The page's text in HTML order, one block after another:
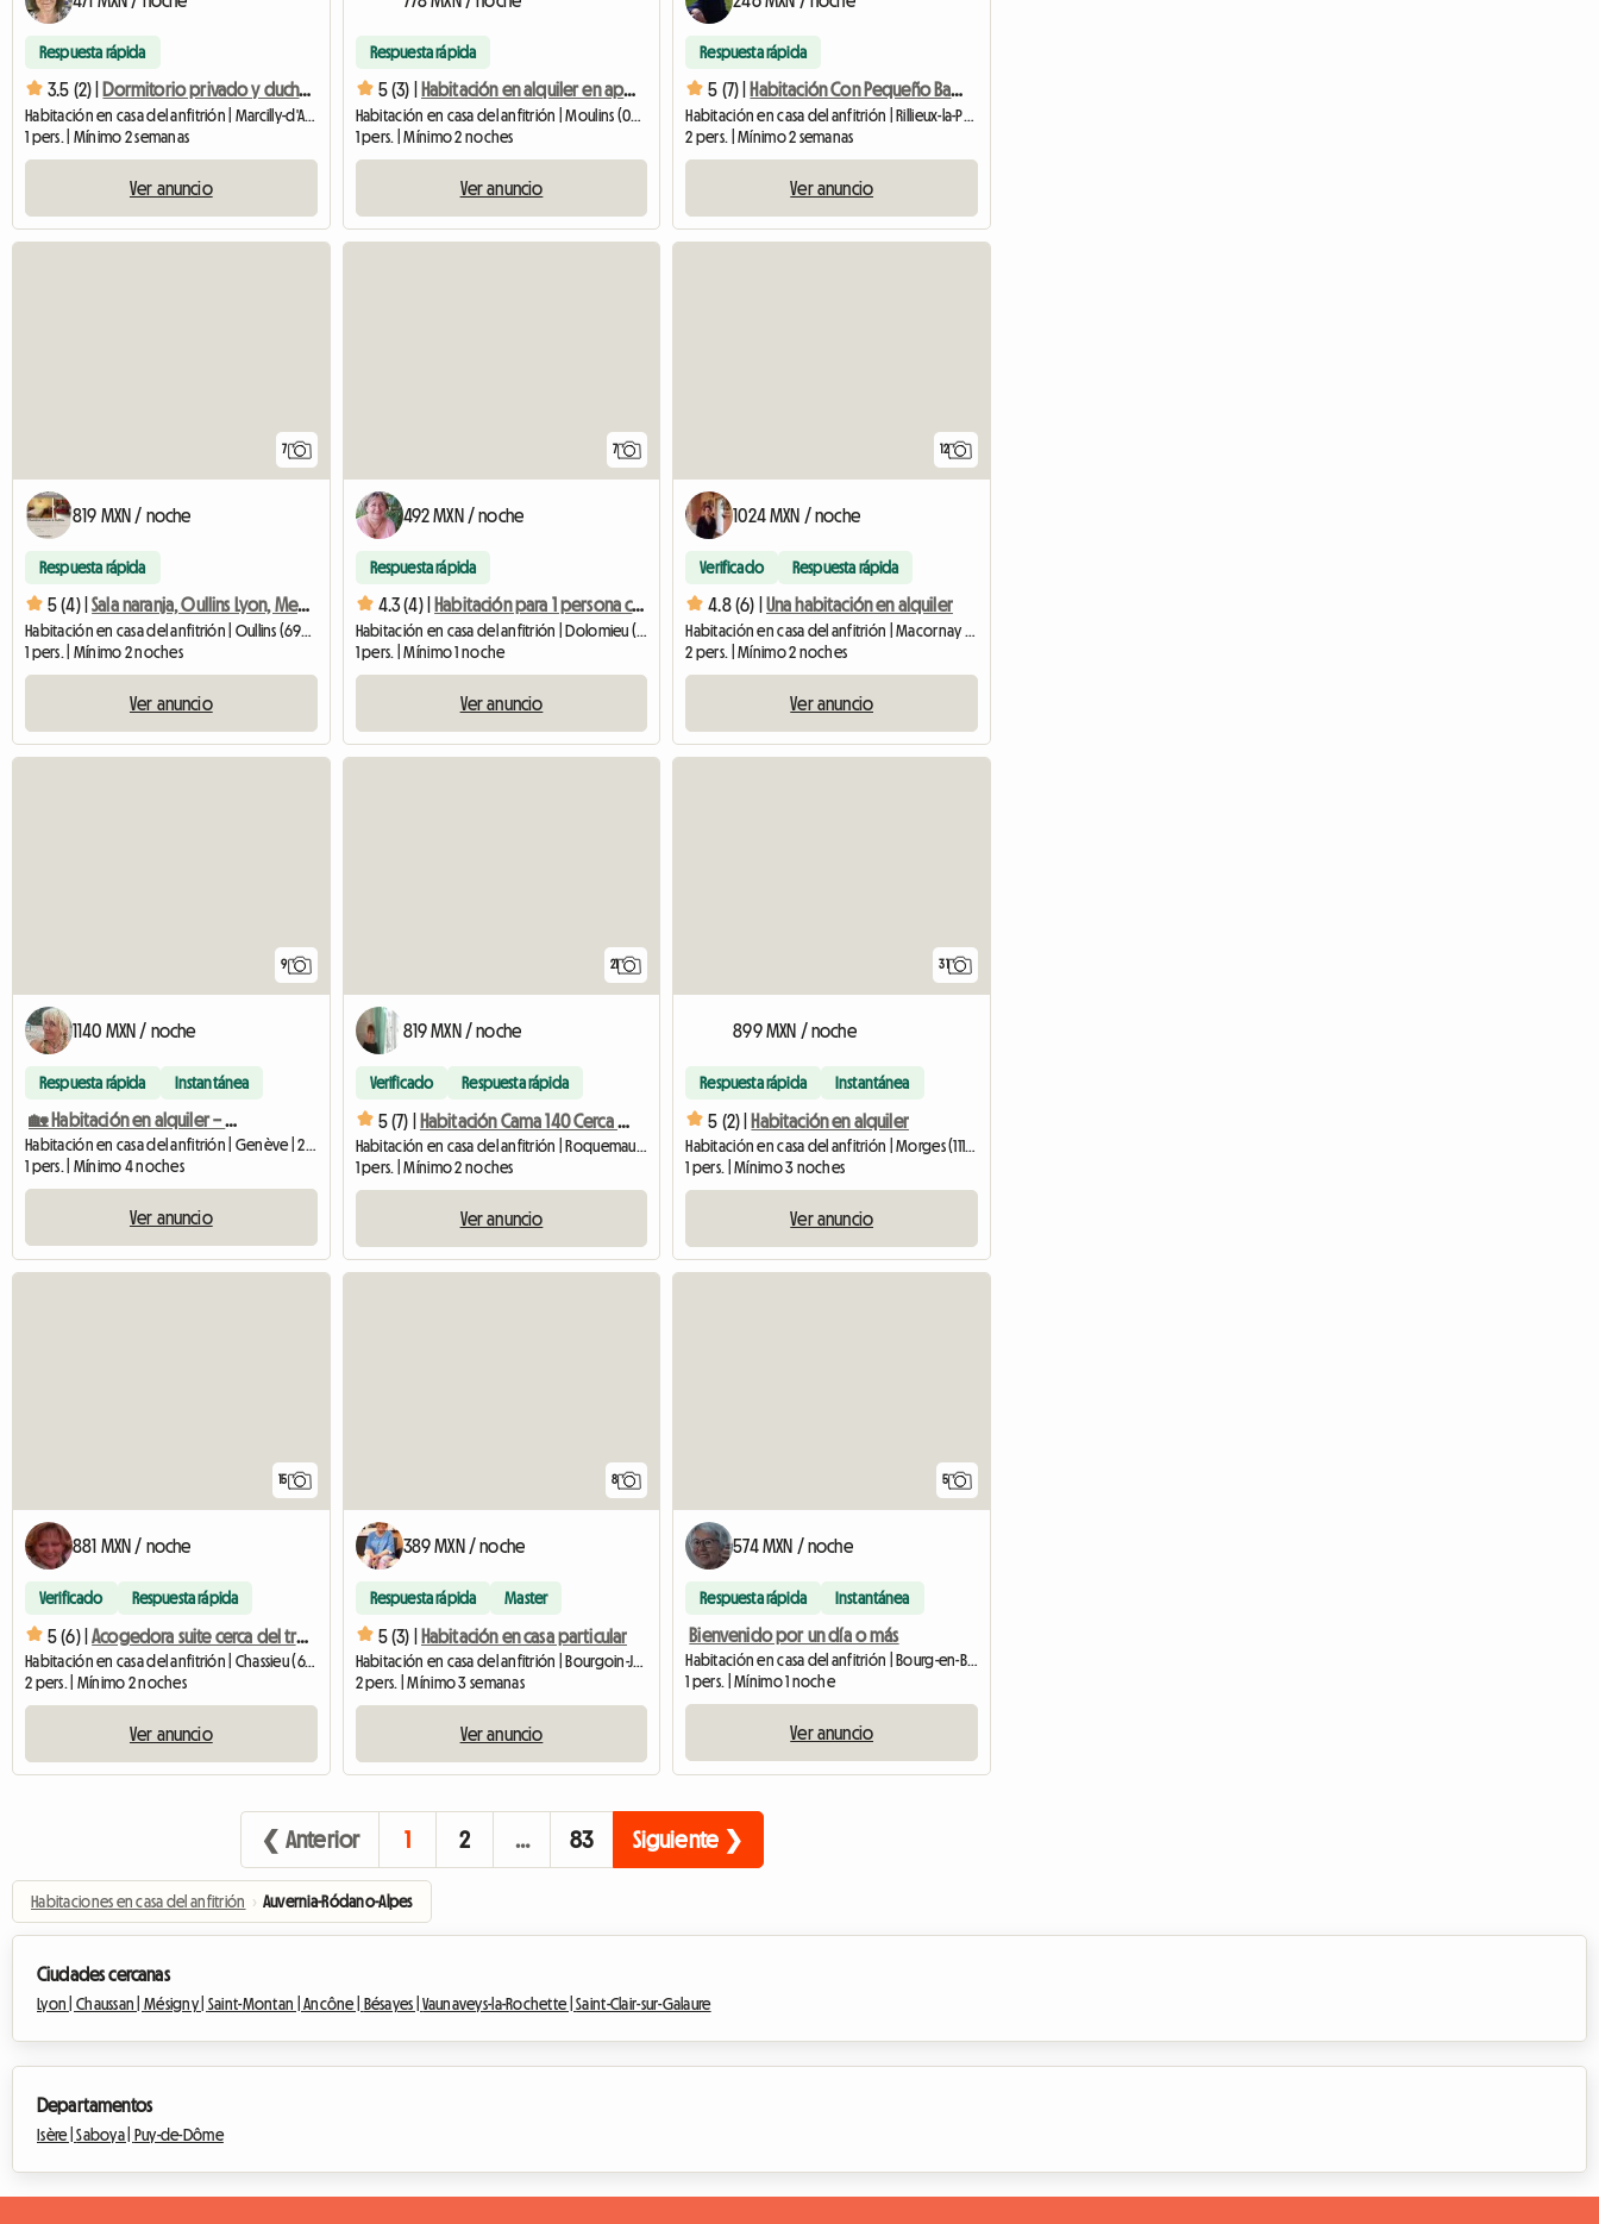
Respuesta rápida
3.5 (2) | Dormitorio privado y ducha en loft con terraza 40 m2
1 pers. | Mínimo 2 semanas
Ver anuncio
Respuesta rápida
5 (3) | Habitación en alquiler en apartamento cerca del centro de la ciudad.
1 pers. | Mínimo 2 noches
Ver anuncio
Respuesta rápida
5 (7) | Habitación Con Pequeño Baño Contiguo A 20 Minutos De La Doua
2 pers. | Mínimo 2 semanas
Ver anuncio
7
819 MXN / noche
Respuesta rápida
5 (4) | Sala naranja, Oullins Lyon, Metro B
Habitación en casa del anfitrión | Oullins (69600) | 13 M2
1 pers. | Mínimo 2 noches
Ver anuncio
7
492 MXN / noche
Respuesta rápida
4.3 (4) | Habitación para 1 persona con desayuno incluido
Habitación en casa del anfitrión | Dolomieu (38110) | 10 M2
1 pers. | Mínimo 1 noche
Ver anuncio
12
1024 MXN / noche
Verificado Respuesta rápida
4.8 (6) | Una habitación en alquiler
Habitación en casa del anfitrión | Macornay (39570) | 35 M2
2 pers. | Mínimo 2 noches
Ver anuncio
9
1140 MXN / noche
Respuesta rápida Instantánea
🏡 Habitación en alquiler – Ginebra (Eaux-Vives)
Habitación en casa del anfitrión | Genève | 20 M2
1 pers. | Mínimo 4 noches
Ver anuncio
21
819 MXN / noche
Verificado Respuesta rápida
5 (7) | Habitación Cama 140 Cerca De Avignon Orange 20 Minutos De Marcoule
Habitación en casa del anfitrión | Roquemaure (30150) | 10 M2
1 pers. | Mínimo 2 noches
Ver anuncio
31
899 MXN / noche
Respuesta rápida Instantánea
5 (2) | Habitación en alquiler
Habitación en casa del anfitrión | Morges (1110) | 30 M2
1 pers. | Mínimo 3 noches
Ver anuncio
15
881 MXN / noche
Verificado Respuesta rápida
5 (6) | Acogedora suite cerca del transporte en el Gran Lyon
Habitación en casa del anfitrión | Chassieu (69680) | 20 M2
2 pers. | Mínimo 2 noches
Ver anuncio
8
389 MXN / noche
Respuesta rápida Master
5 (3) | Habitación en casa particular
Habitación en casa del anfitrión | Bourgoin-Jallieu (38300) | 11 M2
2 pers. | Mínimo 3 semanas
Ver anuncio
5
574 MXN / noche
Respuesta rápida Instantánea
Bienvenido por un día o más
Habitación en casa del anfitrión | Bourg-en-Bresse (01000) | 12 M2
1 pers. | Mínimo 1 noche
Ver anuncio
❮ Anterior 1 2 … 83 Siguiente ❯
Habitaciones en casa del anfitrión › Auvernia-Ródano-Alpes
Ciudades cercanas
Lyon | Chaussan |Mésigny | Saint-Montan |Ancône | Bésayes |Vaunaveys-la-Rochette |Saint-Clair-sur-Galaure
Departamentos
Isère |Saboya | Puy-de-Dôme